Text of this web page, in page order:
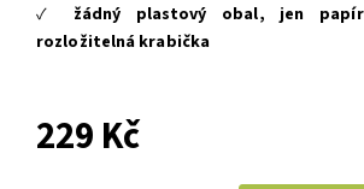
✓
žádný plastový obal, jen
rozložitelná krabička
229 Kč